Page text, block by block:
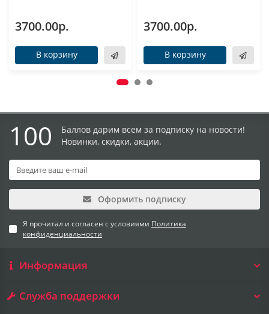
3700.00р.
В корзину
3700.00р.
В корзину
100
Баллов дарим всем за подписку на новости!
Новинки, скидки, акции.
Оформить подписку
Я прочитал и согласен с условиями Политика
конфиденциальности
Информация
Служба поддержки